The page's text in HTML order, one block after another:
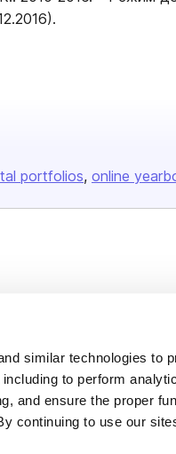
similar technologies to
to perform
and ensure the proper
continuing to use our
news/news2710.shtml (21.12.2016).
portfolios online